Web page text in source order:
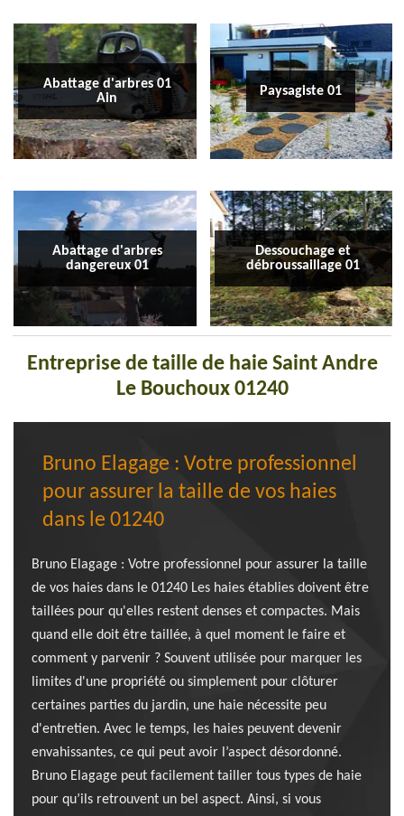
Abattage d'arbres 01
Ain
Paysagiste 01
Abattage d'arbres
dangereux 01
Dessouchage et
débroussaillage 01
Entreprise de taille de haie Saint Andre
Le Bouchoux 01240
Bruno Elagage : Votre professionnel
pour assurer la taille de vos haies
dans le 01240
Bruno Elagage : Votre professionnel pour assurer la taille
de vos haies dans le 01240 Les haies établies doivent être
taillées pour qu'elles restent denses et compactes. Mais
quand elle doit être taillée, à quel moment le faire et
comment y parvenir ? Souvent utilisée pour marquer les
limites d'une propriété ou simplement pour clôturer
certaines parties du jardin, une haie nécessite peu
d'entretien. Avec le temps, les haies peuvent devenir
envahissantes, ce qui peut avoir l’aspect désordonné.
Bruno Elagage peut facilement tailler tous types de haie
pour qu’ils retrouvent un bel aspect. Ainsi, si vous